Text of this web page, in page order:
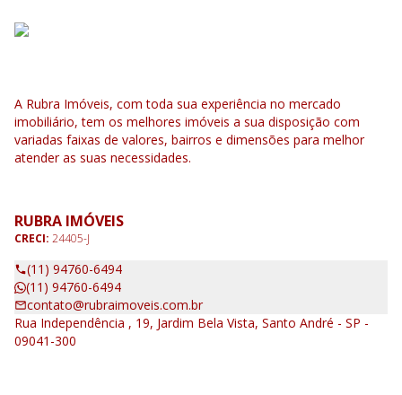
A Rubra Imóveis, com toda sua experiência no mercado
imobiliário, tem os melhores imóveis a sua disposição com
variadas faixas de valores, bairros e dimensões para melhor
atender as suas necessidades.
RUBRA IMÓVEIS
CRECI: 24405-J
(11) 94760-6494
(11) 94760-6494
contato@rubraimoveis.com.br
Rua Independência , 19, Jardim Bela Vista, Santo André - SP -
09041-300